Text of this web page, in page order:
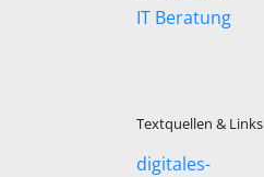
IT Beratung
Textquellen & Links
digitales-